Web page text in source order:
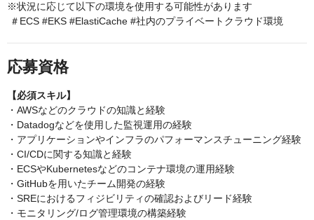
※状況に応じて以下の環境を使用する可能性があります
＃ECS #EKS #ElastiCache #社内のプライベートクラウド環境
応募資格
【必須スキル】
・AWSなどのクラウドの知識と経験
・Datadogなどを使用した監視運用の経験
・アプリケーションやインフラのパフォーマンスチューニング経験
・CI/CDに関する知識と経験
・ECSやKubernetesなどのコンテナ環境の運用経験
・GitHubを用いたチーム開発の経験
・SREにおけるフィジビリティの確認およびリード経験
・モニタリング/ログ管理環境の構築経験